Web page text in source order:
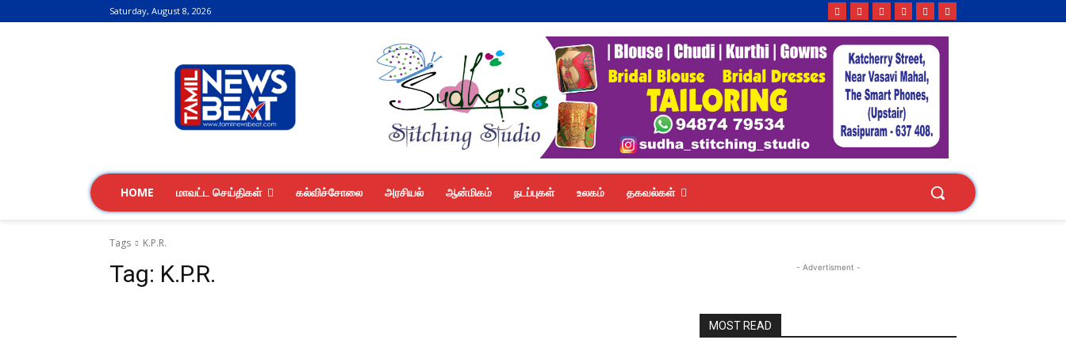
Saturday, August 8, 2026
HOME மாவட்ட செய்திகள் கல்விச்சோலை அரசியல் ஆன்மிகம் நடப்புகள் உலகம் தகவல்கள்
Tags K.P.R.
Tag: K.P.R. - Advertisment -
MOST READ